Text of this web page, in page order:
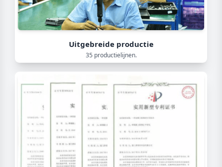
Uitgebreide productie
35 productielijnen.